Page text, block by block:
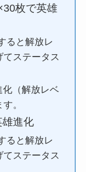
枚で英雄
ると解放レ
ステータス
（解放レベ
。
進化
ると解放レ
ステータス